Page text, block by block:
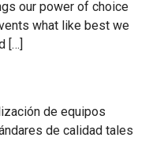
our power of choice
what like best we
[…]
de equipos
de calidad tales